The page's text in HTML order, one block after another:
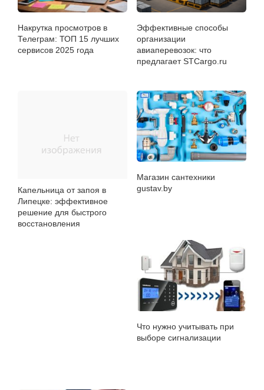
Накрутка просмотров в
Телеграм: ТОП 15 лучших
сервисов 2025 года
Эффективные способы
организации
авиаперевозок: что
предлагает STCargo.ru
Капельница от запоя в
Липецке: эффективное
решение для быстрого
восстановления
Магазин сантехники
gustav.by
Что нужно учитывать при
выборе сигнализации